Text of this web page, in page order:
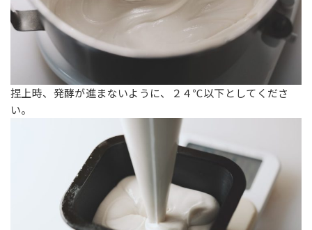
捏上時、発酵が進まないように、２４℃以下としてくださ
い。